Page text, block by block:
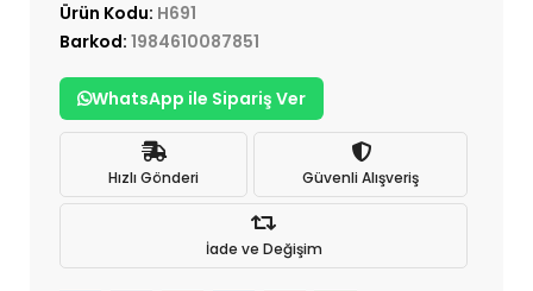
Ürün Kodu: H691
Barkod: 1984610087851
WhatsApp ile Sipariş Ver
Hızlı Gönderi Güvenli Alışveriş
İade ve Değişim